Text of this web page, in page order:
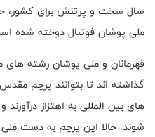
سال سخت و پرتنش برای کشور،
ملی پوشان فوتبال دوخته شده
قهرمانان و ملی پوشان رشته
گذاشته اند تا بتوانند پرچم
های بین المللی به اهتزاز
شوند. حالا این پرچم به دست